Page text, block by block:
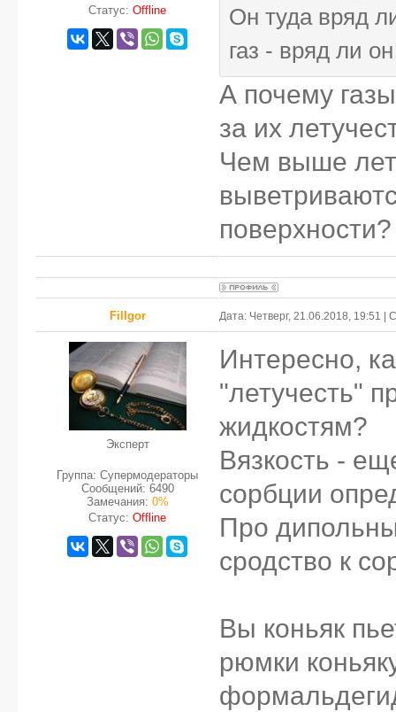
Статус: Offline
Он туда вряд
газ - вряд ли
А почему
за их
Чем выше
поверхности?
FilIgor Дата: Четверг, 21.06.2018, 19:51
Эксперт
Группа: Супермодераторы
Сообщений: 6490
Замечания: 0%
Статус: Offline
Интересно,
"летучесть"
жидкостям?
Вязкость -
сорбции
Про
сродство к
Вы коньяк
рюмки